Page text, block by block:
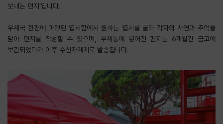
보내는 편지’입니다.
​우체국 한편에 마련된 엽서함에서 원하는 엽서를 골라 각자의 사연과 추억을
담아 편지를 작성할 수 있으며, 우체통에 넣어진 편지는 6개월간 금고에
보관되었다가 이후 수신자에게로 발송됩니다.